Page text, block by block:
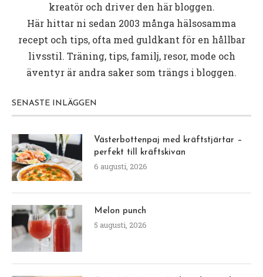
kreatör och driver den här bloggen.
Här hittar ni sedan 2003 många hälsosamma
recept och tips, ofta med guldkant för en hållbar
livsstil. Träning, tips, familj, resor, mode och
äventyr är andra saker som trängs i bloggen.
SENASTE INLÄGGEN
Västerbottenpaj med kräftstjärtar –
perfekt till kräftskivan
6 augusti, 2026
Melon punch
5 augusti, 2026